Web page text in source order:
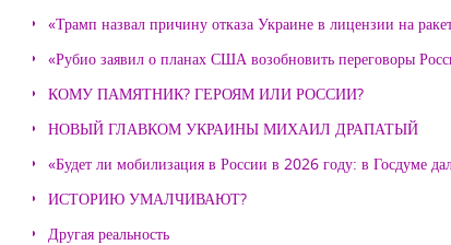
«Трамп назвал причину отказа Украине в лицензии на
«Рубио заявил о планах США возобновить переговоры
КОМУ ПАМЯТНИК? ГЕРОЯМ ИЛИ РОССИИ?
НОВЫЙ ГЛАВКОМ УКРАИНЫ МИХАИЛ ДРАПАТЫЙ
«Будет ли мобилизация в России в 2026 году: в Госдуме
ИСТОРИЮ УМАЛЧИВАЮТ?
Другая реальность